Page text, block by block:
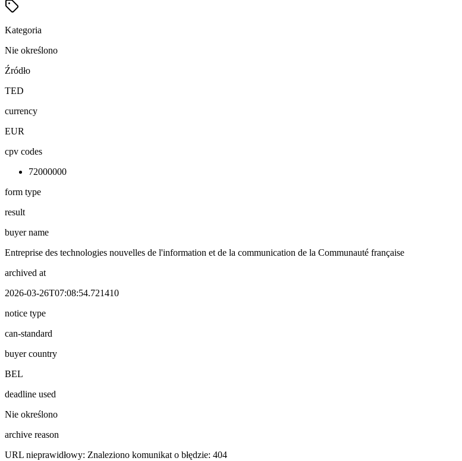
Kategoria
Nie określono
Źródło
TED
currency
EUR
cpv codes
72000000
form type
result
buyer name
Entreprise des technologies nouvelles de l'information et de la communication de la Communauté française
archived at
2026-03-26T07:08:54.721410
notice type
can-standard
buyer country
BEL
deadline used
Nie określono
archive reason
URL nieprawidłowy: Znaleziono komunikat o błędzie: 404